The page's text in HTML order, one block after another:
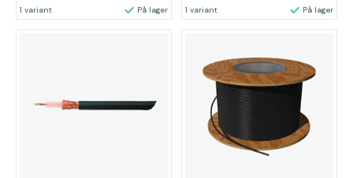
1 variant På lager 1 variant På lager